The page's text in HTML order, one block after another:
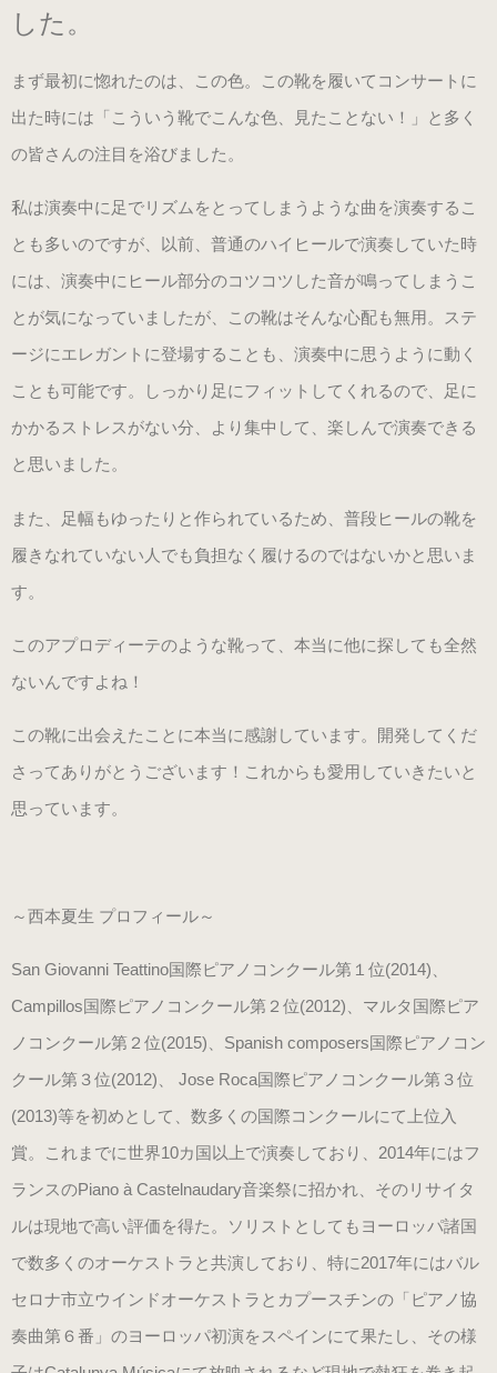
練習用（ストレッチ生地）
子供サイズ
（21.0～22.0cm）数量限定商品
室内用ルームシューズ
（ヒール高2.5cm）
ピアニスト用（ヒール高5cm）
（22.0～25.0cm）
3WAY (シルバー・本革)
（22.0～25.0cm）
3WAY (ブロンズ・本革)
数量限定商品（22.0～25.0cm）
数量限定商品（22.0～25.0cm）
ゴールド
ブラック・エナメル
（22.0～25.5cm）
した。
まず最初に惚れたのは、この色。この靴を履いてコンサートに
出た時には「こういう靴でこんな色、見たことない！」と多く
の皆さんの注目を浴びました。
私は演奏中に足でリズムをとってしまうような曲を演奏するこ
とも多いのですが、以前、普通のハイヒールで演奏していた時
には、演奏中にヒール部分のコツコツした音が鳴ってしまうこ
とが気になっていましたが、この靴はそんな心配も無用。ステ
ージにエレガントに登場することも、演奏中に思うように動く
ことも可能です。しっかり足にフィットしてくれるので、足に
かかるストレスがない分、より集中して、楽しんで演奏できる
と思いました。
また、足幅もゆったりと作られているため、普段ヒールの靴を
履きなれていない人でも負担なく履けるのではないかと思いま
す。
このアプロディーテのような靴って、本当に他に探しても全然
ないんですよね！
この靴に出会えたことに本当に感謝しています。開発してくだ
さってありがとうございます！これからも愛用していきたいと
思っています。
～西本夏生 プロフィール～
San Giovanni Teattino国際ピアノコンクール第１位(2014)、
Campillos国際ピアノコンクール第２位(2012)、マルタ国際ピア
ノコンクール第２位(2015)、Spanish composers国際ピアノコン
クール第３位(2012)、 Jose Roca国際ピアノコンクール第３位
(2013)等を初めとして、数多くの国際コンクールにて上位入
賞。これまでに世界10カ国以上で演奏しており、2014年にはフ
ランスのPiano à Castelnaudary音楽祭に招かれ、そのリサイタ
ルは現地で高い評価を得た。ソリストとしてもヨーロッパ諸国
で数多くのオーケストラと共演しており、特に2017年にはバル
セロナ市立ウインドオーケストラとカプースチンの「ピアノ協
奏曲第６番」のヨーロッパ初演をスペインにて果たし、その様